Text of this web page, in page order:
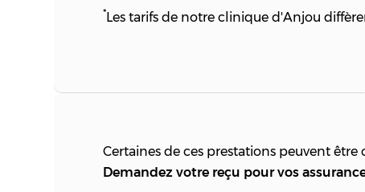
*Les tarifs de notre clinique d'Anjou
Certaines de ces prestations peuvent être
Demandez votre reçu pour vos